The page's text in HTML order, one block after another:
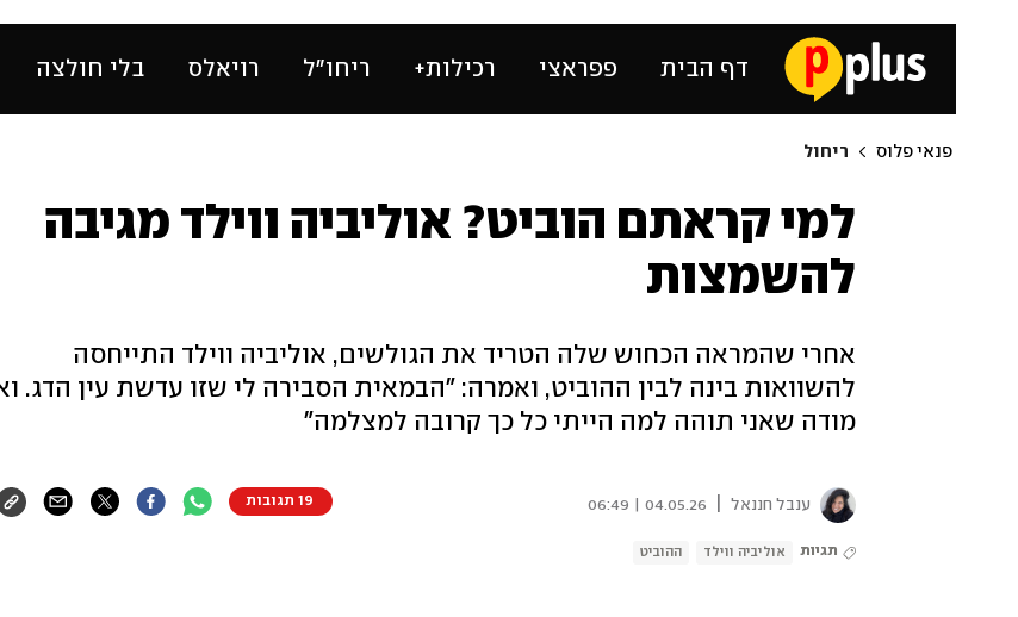
דף הבית פפראצי רכילות+ ריחו״ל רויאלס בלי חולצה
פנאי פלוס ריחול
למי קראתם הוביט? אוליביה ווילד מגיבה
להשמצות
אחרי שהמראה הכחוש שלה הטריד את הגולשים, אוליביה ווילד התייחסה
להשוואות בינה לבין ההוביט, ואמרה: "הבמאית הסבירה לי שזו עדשת עין הדג.
מודה שאני תוהה למה הייתי כל כך קרובה למצלמה"
ענבל חננאל 04.05.26 | 06:49 19 תגובות
תגיות אוליביה ווילד ההוביט